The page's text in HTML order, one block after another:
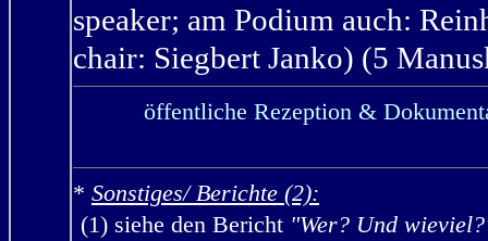
speaker; am Podium auch:
chair: Siegbert Janko) (5
öffentliche Rezeption &
* Sonstiges/ Berichte (2):
(1) siehe den Bericht "Wer? Und